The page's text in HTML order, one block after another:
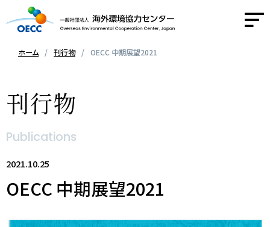
ニュース
採用情報
ホーム 刊行物 OECC 中期展望2021
刊行物
Publications
2021.10.25
OECC 中期展望2021